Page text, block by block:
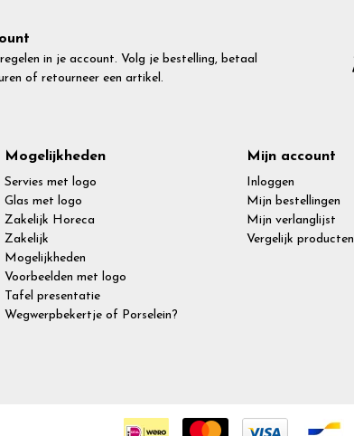
in je account. Volg je bestelling, betaal
of retourneer een artikel.
Mogelijkheden
Servies met logo
Glas met logo
Zakelijk Horeca
Zakelijk
Mogelijkheden
Voorbeelden met logo
Tafel presentatie
Wegwerpbekertje of Porselein?
Mijn account
Inloggen
Mijn bestellingen
Mijn verlanglijst
Vergelijk producten